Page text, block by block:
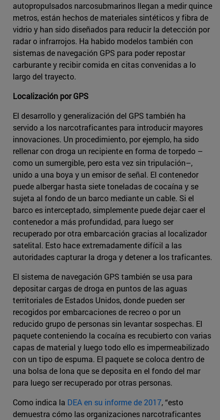
autopropulsados narcosubmarinos llegan a medir quince
metros, están hechos de materiales sintéticos y fibra de
vidrio y han sido diseñados para reducir la detección por
radar o infrarrojos. Ha habido modelos también con
sistemas de navegación GPS para poder repostar
carburante y recibir comida en citas convenidas a lo
largo del trayecto.
Localización por GPS
El desarrollo y generalización del GPS también ha
servido a los narcotraficantes para introducir mayores
innovaciones. Un procedimiento, por ejemplo, ha sido
rellenar con droga un recipiente en forma de torpedo –
como un sumergible, pero esta vez sin tripulación–,
unido a una boya y un emisor de señal. El contenedor
puede albergar hasta siete toneladas de cocaína y se
sujeta al fondo de un barco mediante un cable. Si el
barco es interceptado, simplemente puede dejar caer el
contenedor a más profundidad, para luego ser
recuperado por otra embarcación gracias al localizador
satelital. Esto hace extremadamente difícil a las
autoridades capturar la droga y detener a los traficantes.
El sistema de navegación GPS también se usa para
depositar cargas de droga en puntos de las aguas
territoriales de Estados Unidos, donde pueden ser
recogidos por embarcaciones de recreo o por un
reducido grupo de personas sin levantar sospechas. El
paquete conteniendo la cocaína es recubierto con varias
capas de material y luego todo ello es impermeabilizado
con un tipo de espuma. El paquete se coloca dentro de
una bolsa de lona que se deposita en el fondo del mar
para luego ser recuperado por otras personas.
Como indica la DEA en su informe de 2017, “esto
demuestra cómo las organizaciones narcotraficantes